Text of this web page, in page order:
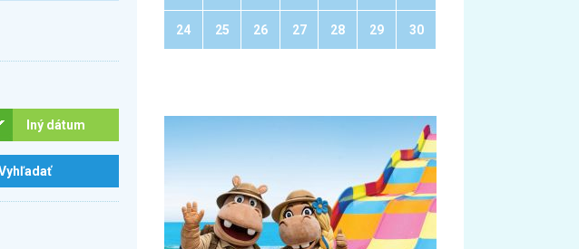
Iný dátum
24 25 26 27 28 29 30